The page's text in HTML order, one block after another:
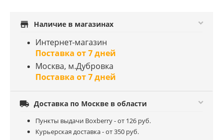
store Наличие в магазинах
Интернет-магазин
Поставка от 7 дней
Москва, м.Дубровка
Поставка от 7 дней
 Доставка по Москве в области
Пункты выдачи Boxberry - от 126 руб.
Курьерская доставка - от 350 руб.